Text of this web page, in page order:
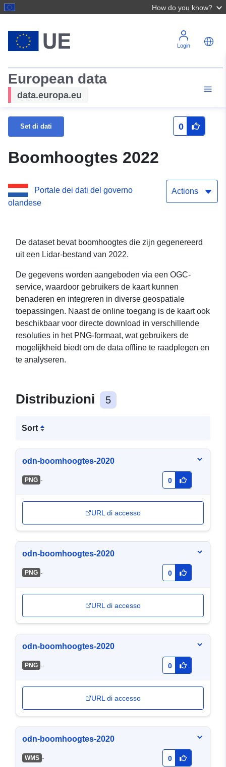
How do you know?
Login
European data
data.europa.eu
Set di dati 0
Boomhoogtes 2022
Portale dei dati del governo
olandese
Actions
De dataset bevat boomhoogtes die zijn gegenereerd
uit een Lidar-bestand van 2022.
De gegevens worden aangeboden via een OGC-
service, waardoor gebruikers de kaart kunnen
benaderen en integreren in diverse geospatiale
toepassingen. Naast de online toegang is de kaart ook
beschikbaar voor directe download in verschillende
resoluties in het PNG-formaat, wat gebruikers de
mogelijkheid biedt om de data offline te raadplegen en
te analyseren.
Distribuzioni 5
Sort
odn-boomhoogtes-2020
PNG - 0
URL di accesso
odn-boomhoogtes-2020
PNG - 0
URL di accesso
odn-boomhoogtes-2020
PNG - 0
URL di accesso
odn-boomhoogtes-2020
WMS - 0